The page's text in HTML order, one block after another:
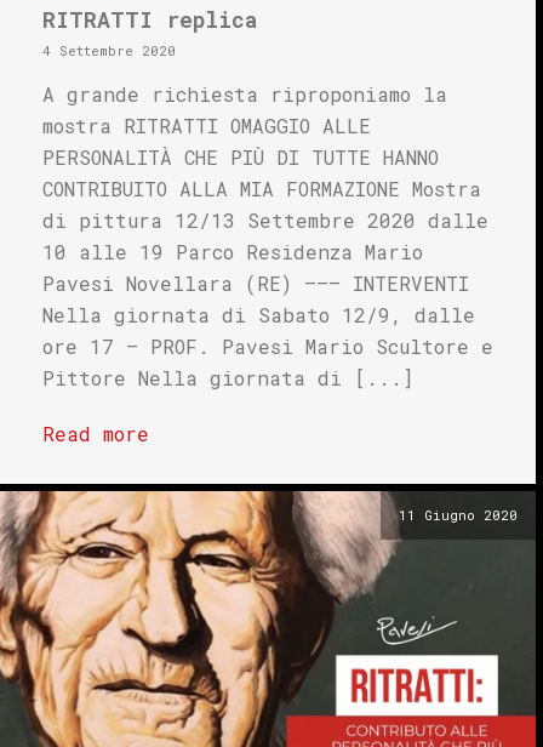
RITRATTI replica
4 Settembre 2020
A grande richiesta riproponiamo la
mostra RITRATTI OMAGGIO ALLE
PERSONALITÀ CHE PIÙ DI TUTTE HANNO
CONTRIBUITO ALLA MIA FORMAZIONE Mostra
di pittura 12/13 Settembre 2020 dalle
10 alle 19 Parco Residenza Mario
Pavesi Novellara (RE) ——– INTERVENTI
Nella giornata di Sabato 12/9, dalle
ore 17 – PROF. Pavesi Mario Scultore e
Pittore Nella giornata di [...]
Read more
11 Giugno 2020